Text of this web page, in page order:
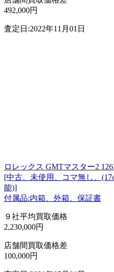
492,000円
査定日:2022年11月01日
ロレックス GMTマスター2
[中古、未使用、コマ無し、
能)]
付属品:内箱、外箱、保証書
９社平均買取価格
2,230,000円
店舗間買取価格差
100,000円